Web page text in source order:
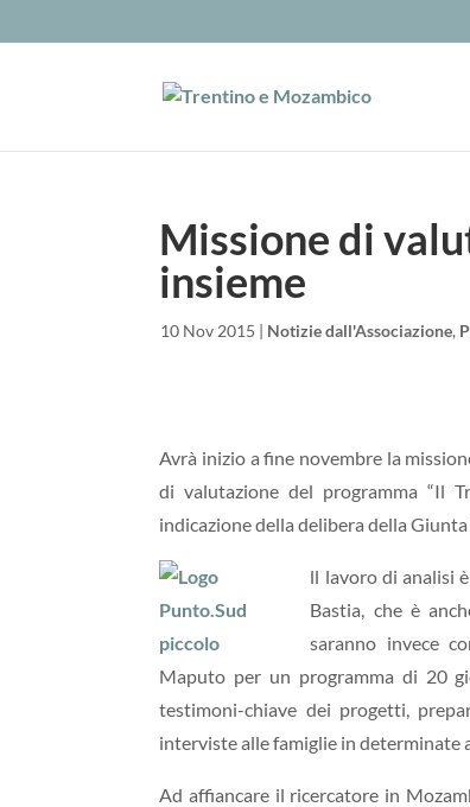
Missione di
insieme
10 Nov 2015 | Notizie dall'Associazione,
Avrà inizio a fine novembre la
di valutazione del programma “Il
indicazione della delibera della
ll lavoro di analisi
Bastia, che è
saranno invece
Maputo per un programma di 20
testimoni-chiave dei progetti,
interviste alle famiglie in determinate
Ad affiancare il ricercatore in